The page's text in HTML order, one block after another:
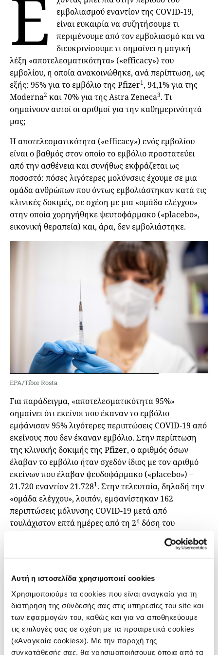
Αυτή η ιστοσελίδα χρησιμοποιεί cookies
Χρησιμοποιούμε τα cookies που είναι αναγκαία για τη
διατήρηση της σύνδεσής σας στις υπηρεσίες του site και
των εφαρμογών του, καθώς και για να αποθηκεύουμε
τις επιλογές σας σε σχέση με τα προαιρετικά cookies
(«Αναγκαία cookies»). Με την παροχή της
συγκατάθεσής σας, θα χρησιμοποιήσουμε όποια από τα
Έ
εμβολιασμού εναντίον της COVID-19,
είναι ευκαιρία να συζητήσουμε τι
περιμένουμε από τον εμβολιασμό και να
διευκρινίσουμε τι σημαίνει η μαγική
λέξη «αποτελεσματικότητα» («efficacy») του
εμβολίου, η οποία ανακοινώθηκε, ανά περίπτωση, ως
εξής: 95% για το εμβόλιο της Pfizer1, 94,1% για της
Moderna2 και 70% για της Astra Zeneca3. Τι
σημαίνουν αυτοί οι αριθμοί για την καθημερινότητά
μας;
Η αποτελεσματικότητα («efficacy») ενός εμβολίου
είναι ο βαθμός στον οποίο το εμβόλιο προστατεύει
από την ασθένεια και συνήθως εκφράζεται ως
ποσοστό: πόσες λιγότερες μολύνσεις έχουμε σε μια
ομάδα ανθρώπων που όντως εμβολιάστηκαν κατά τις
κλινικές δοκιμές, σε σχέση με μια «ομάδα ελέγχου»
στην οποία χορηγήθηκε ψευτοφάρμακο («placebo»,
εικονική θεραπεία) και, άρα, δεν εμβολιάστηκε.
EPA/Tibor Rosta
Για παράδειγμα, «αποτελεσματικότητα 95%»
σημαίνει ότι εκείνοι που έκαναν το εμβόλιο
εμφάνισαν 95% λιγότερες περιπτώσεις COVID-19 από
εκείνους που δεν έκαναν εμβόλιο. Στην περίπτωση
της κλινικής δοκιμής της Pfizer, ο αριθμός όσων
έλαβαν το εμβόλιο ήταν σχεδόν ίδιος με τον αριθμό
εκείνων που έλαβαν ψευδοφάρμακο («placebo») –
21.720 εναντίον 21.7281. Στην τελευταία, δηλαδή την
«ομάδα ελέγχου», λοιπόν, εμφανίστηκαν 162
περιπτώσεις μόλυνσης COVID-19 μετά από
τουλάχιστον επτά ημέρες από τη 2η δόση του
εμβολίου (οι Moderna και Astra Zeneca μετρούσαν
μετά από τουλάχιστον 14 ημέρες). Άρα, κανείς θα
περίμενε ότι, αν το εμβόλιο συμπεριφερόταν όπως το
προστασία), θα είχαμε περίπου 162 ασθενείς, ενώ,
τελικά, στη μελέτη καταγράφηκαν μόλις 8 –δηλαδή,
σε ένα ποσοστό 95% (154/162) από τις περιπτώσεις
ασθενών που θα περιμέναμε, το εμβόλιο προστάτευσε
και τις αποφύγαμε.
Επομένως, ένα ποσοστό 95% όσων θα αρρώσταιναν,